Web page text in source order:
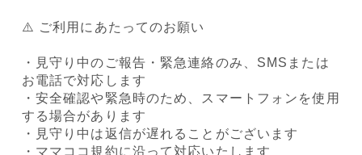
⚠️ ご利用にあたってのお願い
・見守り中のご報告・緊急連絡のみ、SMSまたは
お電話で対応します
・安全確認や緊急時のため、スマートフォンを使用
する場合があります
・見守り中は返信が遅れることがございます
・ママココ規約に沿って対応いたします